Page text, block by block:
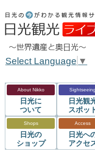
Select Language ▼
About Nikko
日光に
ついて
Sightseeing
日光観
スポッ
Shops
日光の
ショップ
Access
日光へ
アクセ